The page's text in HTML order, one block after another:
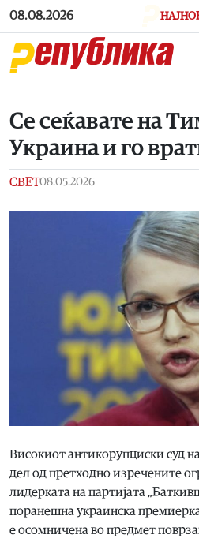
Skip to main content
08.08.2026
Се сеќавате на
Украина и го
СВЕТ08.05.2026
Високиот антикорупциски суд
дел од претходно изречените
лидерката на партијата
поранешна украинска
е осомничена во предмет